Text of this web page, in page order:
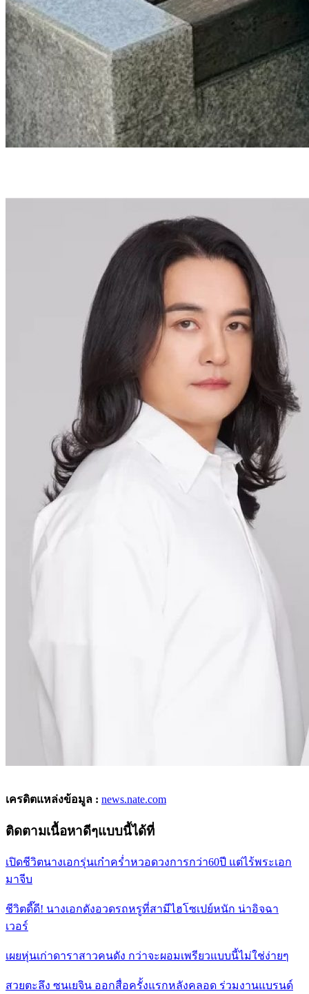
เครดิตแหล่งข้อมูล : news.nate.com
ติดตามเนื้อหาดีๆแบบนี้ได้ที่
เปิดชีวิตนางเอกรุ่นเก๋าคร่ำหวอดวงการกว่า60ปี แต่ไร้พระเอก
มาจีบ
ชีวิตดี๊ดี! นางเอกดังอวดรถหรูที่สามีไฮโซเปย์หนัก น่าอิจฉา
เวอร์
เผยหุ่นเก่าดาราสาวคนดัง กว่าจะผอมเพรียวแบบนี้ไม่ใช่ง่ายๆ
สวยตะลึง ซนเยจิน ออกสื่อครั้งแรกหลังคลอด ร่วมงานแบรนด์